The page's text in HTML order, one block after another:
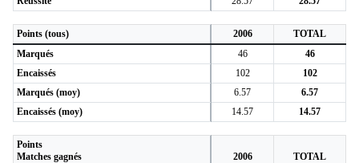
Points (tous) 2006
TOTAL
Marqués
46
46
Encaissés
102
102
Marqués (moy)
6.57
6.57
Encaissés (moy)
14.57 14.57
Points
Matches gagnés
2006
TOTAL